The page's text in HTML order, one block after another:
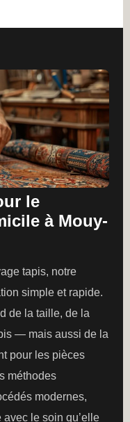
le
à Mouy-
tapis, notre
simple et rapide.
de la taille, de la
— mais aussi de la
pour les pièces
méthodes
modernes,
le soin qu’elle